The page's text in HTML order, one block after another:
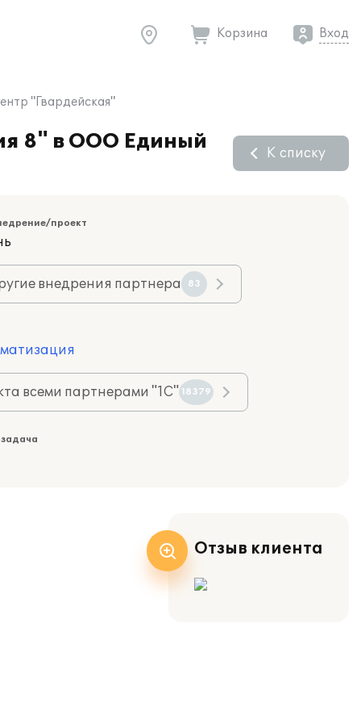
Корзина Вход
"Гвардейская"
8" в ООО Единый
К списку
проект
внедрения партнера 83
всеми партнерами "1С" 18379
Отзыв клиента